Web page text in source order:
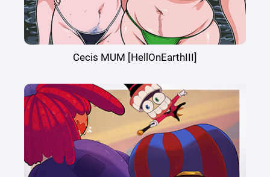
Cecis MUM [HellOnEarthIII]